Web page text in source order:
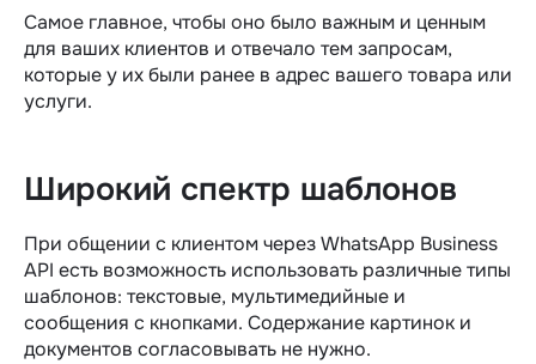
Самое главное, чтобы оно было важным и ценным
для ваших клиентов и отвечало тем запросам,
которые у их были ранее в адрес вашего товара или
услуги.
Широкий спектр шаблонов
При общении с клиентом через WhatsApp Business
API есть возможность использовать различные типы
шаблонов: текстовые, мультимедийные и
сообщения с кнопками. Содержание картинок и
документов согласовывать не нужно.